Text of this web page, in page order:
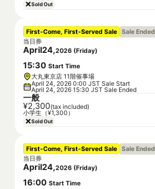
Sold Out
First-Come, First-Served Sale Sale Ended
当日券
April24,2026 (Friday)
15:30 Start Time
大丸東京店 11階催事場
April 24, 2026 0:00 JST Sale Start
April 24, 2026 15:30 JST Sale Ended
一般
¥2,300(tax included)
小学生（¥1,300）
Sold Out
First-Come, First-Served Sale Sale Ended
当日券
April24,2026 (Friday)
16:00 Start Time